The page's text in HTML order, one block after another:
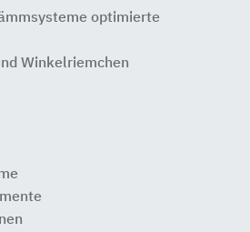
optimierte
Winkelriemchen